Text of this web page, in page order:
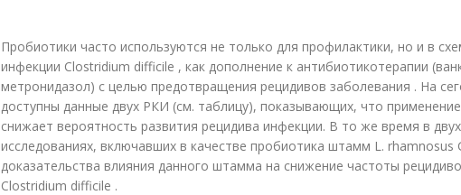
Пробиотики часто используются не только для профилактики, но и в
инфекции Clostridium difficile , как дополнение к антибиотикотерапии
метронидазол) с целью предотвращения рецидивов заболевания . На
доступны данные двух РКИ (см. таблицу), показывающих, что
снижает вероятность развития рецидива инфекции. В то же время в двух
исследованиях, включавших в качестве пробиотика штамм L. rhamnosus
доказательства влияния данного штамма на снижение частоты
Clostridium difficile .